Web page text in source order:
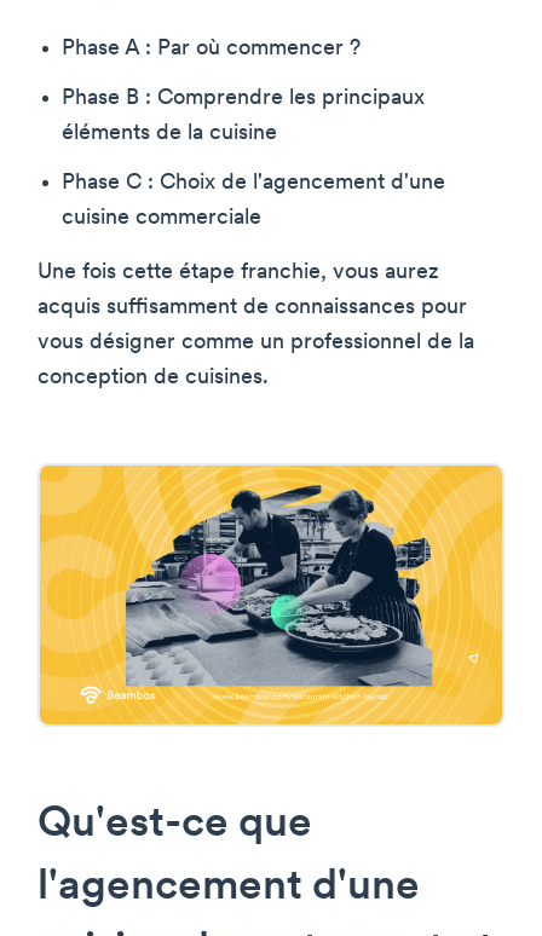
Phase A : Par où commencer ?
Phase B : Comprendre les principaux
éléments de la cuisine
Phase C : Choix de l'agencement d'une
cuisine commerciale
Une fois cette étape franchie, vous aurez
acquis suffisamment de connaissances pour
vous désigner comme un professionnel de la
conception de cuisines.
Qu'est-ce que
l'agencement d'une